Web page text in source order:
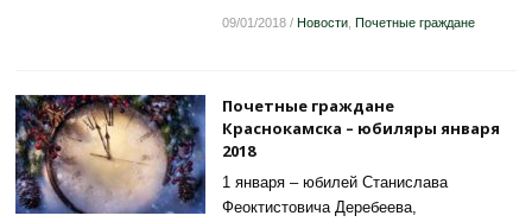
09/01/2018/ Новости, Почетные граждане
Почетные граждане
Краснокамска – юбиляры января
2018
1 января – юбилей Станислава
Феоктистовича Деребеева,